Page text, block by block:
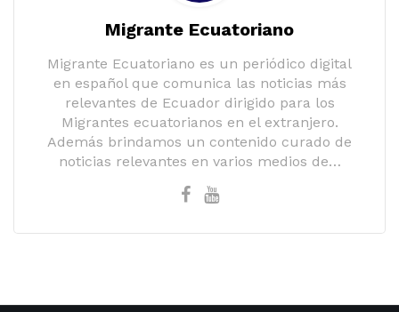
Migrante Ecuatoriano
Migrante Ecuatoriano es un periódico digital
en español que comunica las noticias más
relevantes de Ecuador dirigido para los
Migrantes ecuatorianos en el extranjero.
Además brindamos un contenido curado de
noticias relevantes en varios medios de…